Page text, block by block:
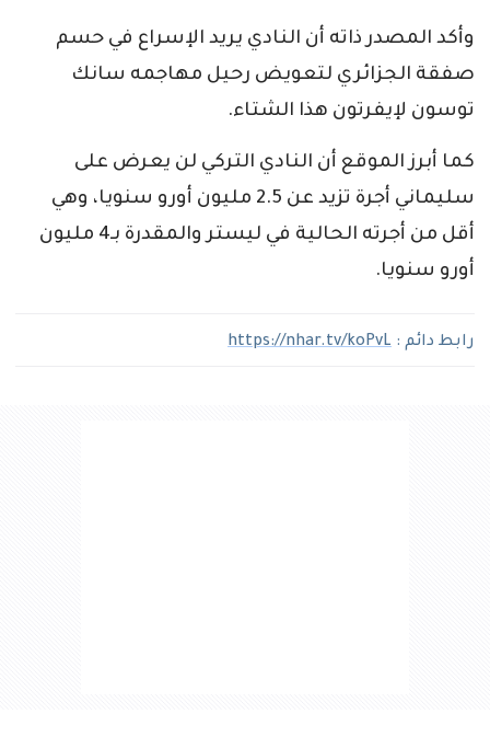
وأكد المصدر ذاته أن النادي يريد الإسراع في حسم
صفقة الجزائري لتعويض رحيل مهاجمه سانك
توسون لإيفرتون هذا الشتاء.
كما أبرز الموقع أن النادي التركي لن يعرض على
سليماني أجرة تزيد عن 2.5 مليون أورو سنويا، وهي
أقل من أجرته الحالية في ليستر والمقدرة بـ4 مليون
أورو سنويا.
رابط دائم : https://nhar.tv/koPvL